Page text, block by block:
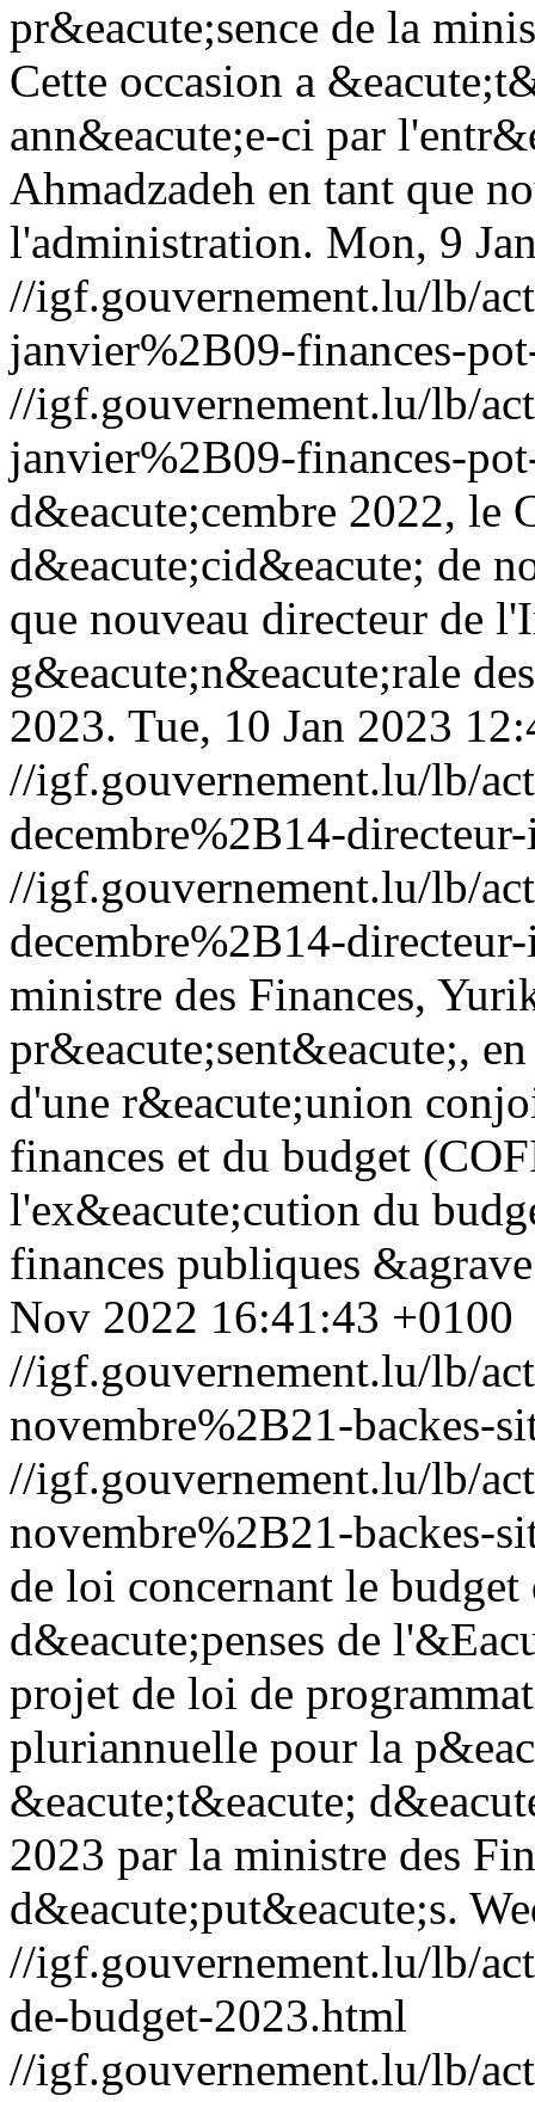
pr&eacute;sence de la
Cette occasion a
ann&eacute;e-ci par
Ahmadzadeh en tant que
l'administration. Mon, 9
//igf.gouvernement.lu/lb/
janvier%2B09-finances-
//igf.gouvernement.lu/lb/
janvier%2B09-finances-
d&eacute;cembre 2022, le
d&eacute;cid&eacute; de
que nouveau directeur de
g&eacute;n&eacute;rale
2023. Tue, 10 Jan 2023
//igf.gouvernement.lu/lb/
decembre%2B14-
//igf.gouvernement.lu/lb/
decembre%2B14-
ministre des Finances,
pr&eacute;sent&eacute;,
d'une r&eacute;union
finances et du budget
l'ex&eacute;cution du
finances publiques
Nov 2022 16:41:43 +0100
//igf.gouvernement.lu/lb/
novembre%2B21-backes-
//igf.gouvernement.lu/lb/
novembre%2B21-backes-
de loi concernant le budget
d&eacute;penses de
projet de loi de
pluriannuelle pour la
&eacute;t&eacute;
2023 par la ministre des
d&eacute;put&eacute;s.
//igf.gouvernement.lu/lb/
de-budget-2023.html
//igf.gouvernement.lu/lb/